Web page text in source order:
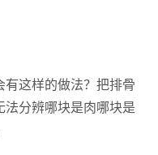
这样的做法？把排骨
分辨哪块是肉哪块是